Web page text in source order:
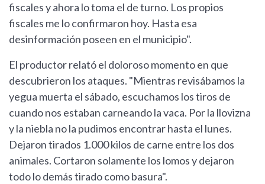
fiscales y ahora lo toma el de turno. Los propios
fiscales me lo confirmaron hoy. Hasta esa
desinformación poseen en el municipio".
El productor relató el doloroso momento en que
descubrieron los ataques. "Mientras revisábamos la
yegua muerta el sábado, escuchamos los tiros de
cuando nos estaban carneando la vaca. Por la llovizna
y la niebla no la pudimos encontrar hasta el lunes.
Dejaron tirados 1.000 kilos de carne entre los dos
animales. Cortaron solamente los lomos y dejaron
todo lo demás tirado como basura".